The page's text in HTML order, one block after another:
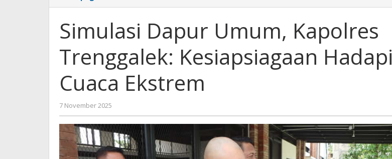
Dapur
Kapolres
Trenggalek:
Kesiapsiagaan
Hadapi
Ekstrem
Simulasi Dapur Umum, Kapolres
Trenggalek: Kesiapsiagaan Hadapi
Cuaca Ekstrem
7 November 2025
BangAdmin